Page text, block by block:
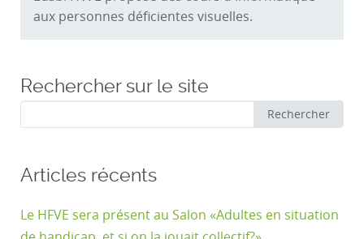
aux personnes déficientes visuelles.
Rechercher sur le site
:
Rechercher
Articles récents
Le HFVE sera présent au Salon «Adultes en situation